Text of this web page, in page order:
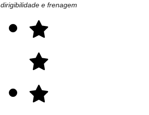
dirigibilidade e frenagem